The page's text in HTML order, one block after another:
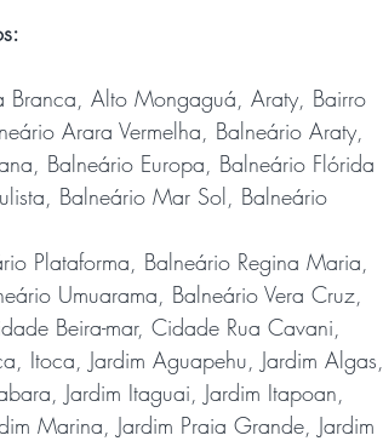
Alto Mongaguá, Araty, Bairro
Arara Vermelha, Balneário Araty,
Balneário Europa, Balneário Flórida
Balneário Mar Sol, Balneário
Plataforma, Balneário Regina Maria,
Umuarama, Balneário Vera Cruz,
Beira-mar, Cidade Rua Cavani,
Itoca, Jardim Aguapehu, Jardim Algas,
Jardim Itaguai, Jardim Itapoan,
Marina, Jardim Praia Grande, Jardim